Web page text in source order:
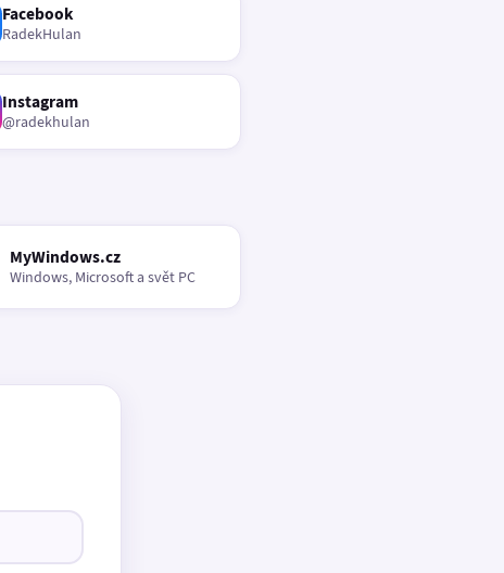
Facebook
RadekHulan
Instagram
@radekhulan
MyWindows.cz
Windows, Microsoft a svět PC